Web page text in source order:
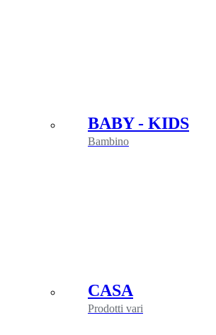
BABY - KIDS
Bambino
CASA
Prodotti vari